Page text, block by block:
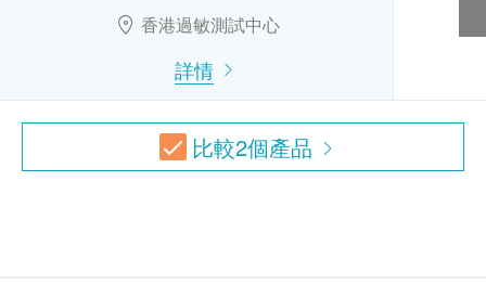
有關此服務/產品的錯漏或延誤，或因使用此服務/
產品而引致的損失、損害、受傷或法律訴訟，健康
網購health.ESDlife概不負責。一切有關的索償或
查詢，須向提供服務之體檢中心或商戶提出。
香港過敏測試中心
詳情
比較2個產品